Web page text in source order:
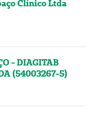
Clínico Ltda
- DIAGITAB
(54003267-5)